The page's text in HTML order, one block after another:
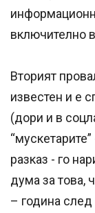
включително
Вторият
известен и е
(дори и в
разказ - го
дума за това,
– година след